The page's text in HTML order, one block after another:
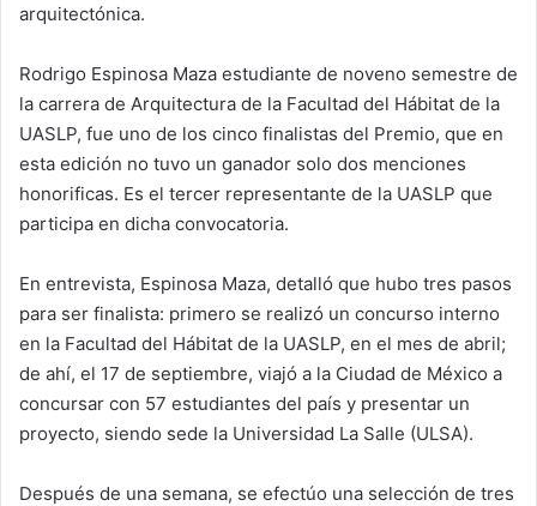
arquitectónica.
Rodrigo Espinosa Maza estudiante de noveno semestre de
la carrera de Arquitectura de la Facultad del Hábitat de la
UASLP, fue uno de los cinco finalistas del Premio, que en
esta edición no tuvo un ganador solo dos menciones
honorificas. Es el tercer representante de la UASLP que
participa en dicha convocatoria.
En entrevista, Espinosa Maza, detalló que hubo tres pasos
para ser finalista: primero se realizó un concurso interno
en la Facultad del Hábitat de la UASLP, en el mes de abril;
de ahí, el 17 de septiembre, viajó a la Ciudad de México a
concursar con 57 estudiantes del país y presentar un
proyecto, siendo sede la Universidad La Salle (ULSA).
Después de una semana, se efectúo una selección de tres